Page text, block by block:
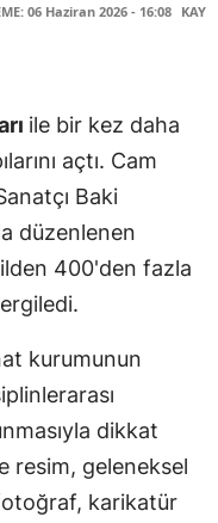
06 Haziran 2026 - 16:08
ile bir kez daha
açtı. Cam
Baki
düzenlenen
400'den fazla
kurumunun
dikkat
resim, geleneksel
karikatür